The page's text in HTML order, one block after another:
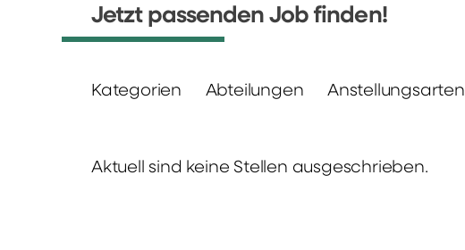
Jetzt passenden Job finden!
Kategorien Abteilungen Anstellungsarten
Aktuell sind keine Stellen ausgeschrieben.